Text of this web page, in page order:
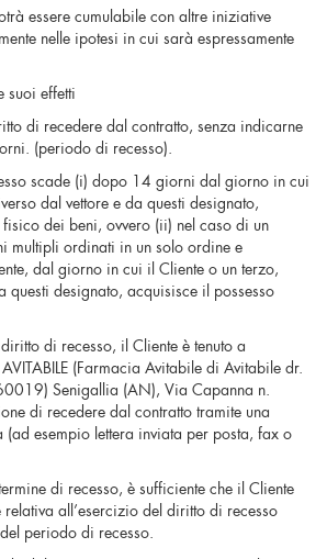
essere cumulabile con altre iniziative
nelle ipotesi in cui sarà espressamente
suoi effetti
di recedere dal contratto, senza indicarne
(periodo di recesso).
scade (i) dopo 14 giorni dal giorno in cui
dal vettore e da questi designato,
fisico dei beni, ovvero (ii) nel caso di un
multipli ordinati in un solo ordine e
dal giorno in cui il Cliente o un terzo,
questi designato, acquisisce il possesso
di recesso, il Cliente è tenuto a
(Farmacia Avitabile di Avitabile dr.
Senigallia (AN), Via Capanna n.
di recedere dal contratto tramite una
(ad esempio lettera inviata per posta, fax o
di recesso, è sufficiente che il Cliente
all’esercizio del diritto di recesso
periodo di recesso.